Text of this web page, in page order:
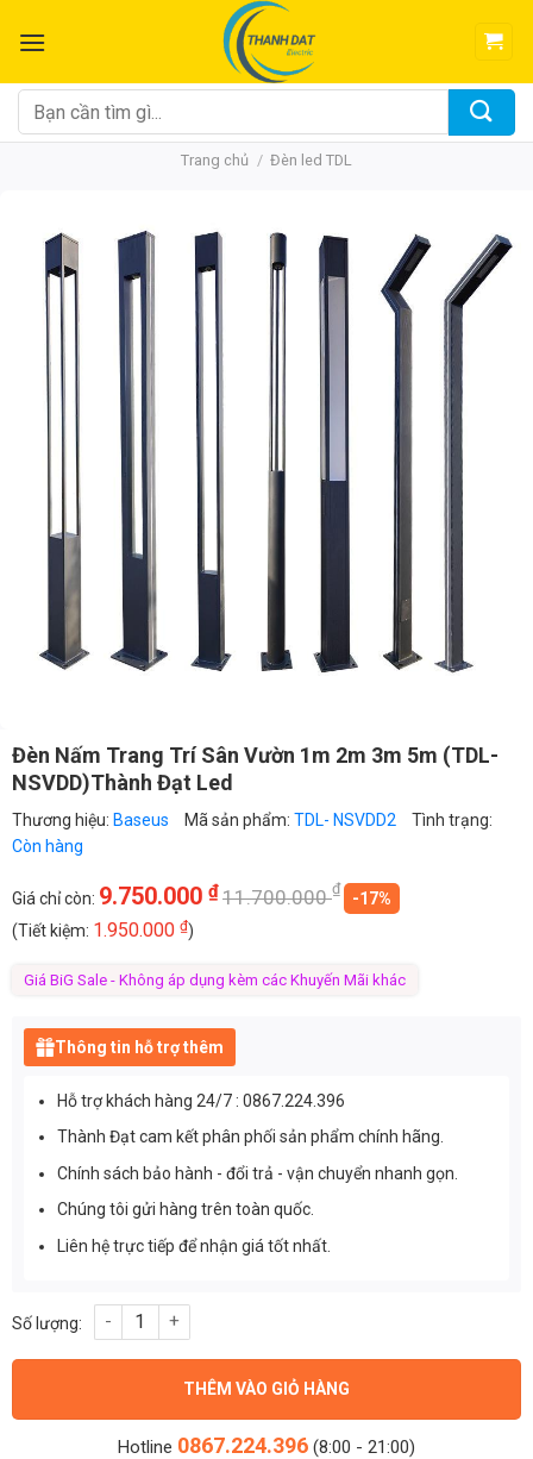
đến
dung
Tìm
kiếm:
Trang chủ / Đèn led TDL
Đèn Nấm Trang Trí Sân Vườn 1m 2m 3m 5m (TDL-
NSVDD)Thành Đạt Led
Thương hiệu: Baseus Mã sản phẩm: TDL- NSVDD2
Tình trạng:
Còn hàng
Giá chỉ còn: 9.750.000 ₫11.700.000₫
-17%
(Tiết kiệm: 1.950.000 ₫)
Giá BiG Sale - Không áp dụng kèm các Khuyến Mãi khác
Thông tin hỗ trợ thêm
Hỗ trợ khách hàng 24/7 : 0867.224.396
Thành Đạt cam kết phân phối sản phẩm chính hãng.
Chính sách bảo hành - đổi trả - vận chuyển nhanh gọn.
Chúng tôi gửi hàng trên toàn quốc.
Liên hệ trực tiếp để nhận giá tốt nhất.
Đèn Nấm Trang Trí Sân Vườn 1m 2m 3m 5m (TDL-
THÊM VÀO GIỎ HÀNG
Hotline 0867.224.396 (8:00 - 21:00)